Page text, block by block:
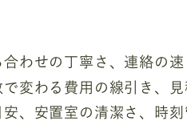
わせの丁寧さ、連絡の
変わる費用の線引き、
、安置室の清潔さ、時刻